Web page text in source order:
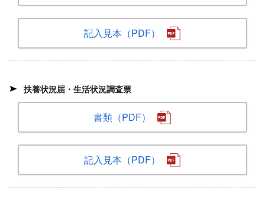
記入見本（PDF）
扶養状況届・生活状況調査票
書類（PDF）
記入見本（PDF）